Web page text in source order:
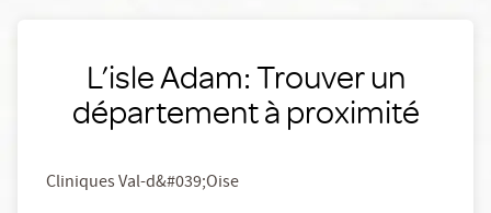
L’isle Adam: Trouver un
département à proximité
Cliniques Val-d&#039;Oise